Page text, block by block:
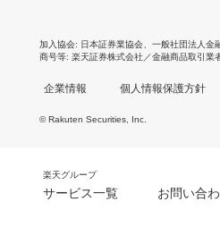
加入協会 日本証券業協会 一般社団法人金
商号等 楽天証券株式会社／金融商品取引業
企業情報 個人情報保護方針
© Rakuten Securities, Inc.
楽天グループ
サービス一覧 お問い合